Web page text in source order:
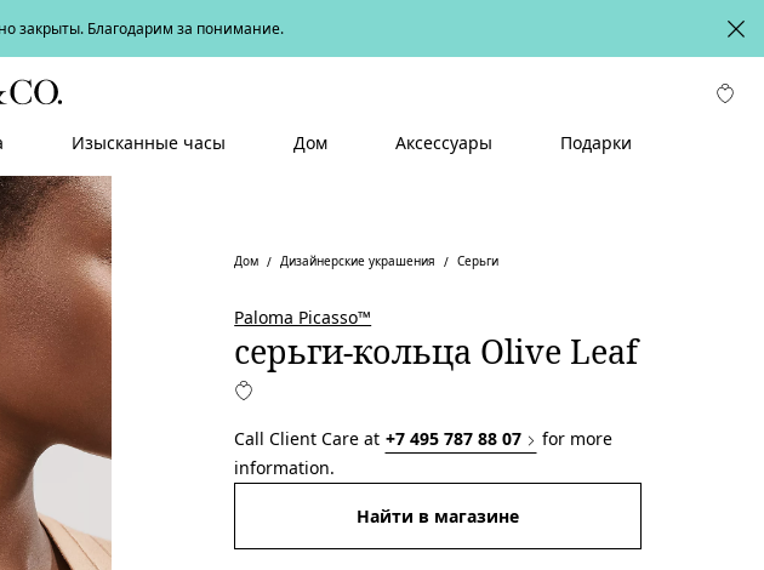
закрыты. Благодарим за понимание.
Изысканные часы Дом Аксессуары Подарки
Дом Дизайнерские украшения Серьги
Paloma Picasso™
серьги-кольца Olive Leaf
Call Client Care at +7 495 787 88 07
for more
information.
Найти в магазине